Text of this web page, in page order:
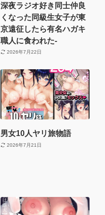
深夜ラジオ好き同士仲良
くなった同級生女子が東
京遠征したら有名ハガキ
職人に食われた-
2026年7月22日
男女10人ヤリ旅物語
2026年7月21日